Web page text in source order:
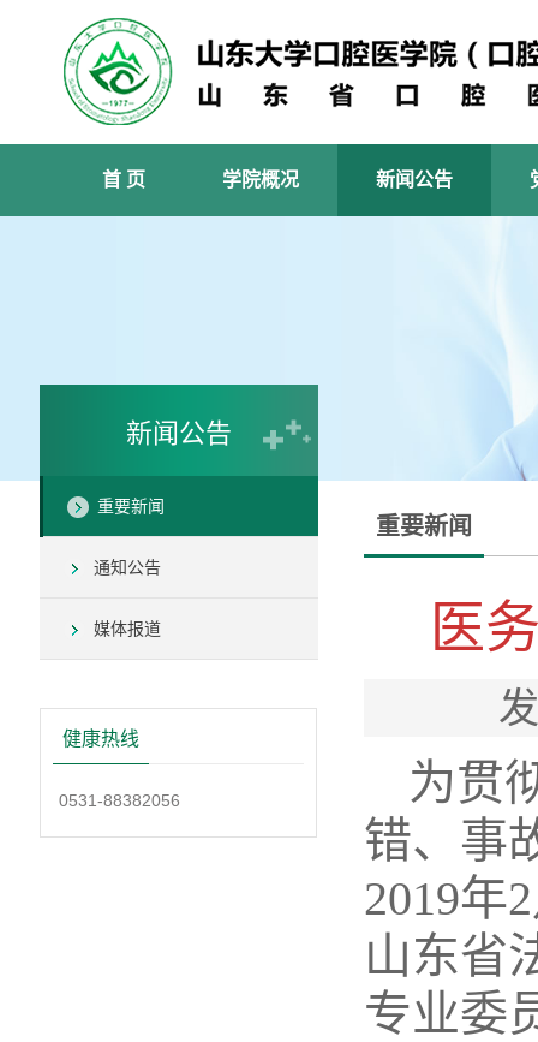
首 页 学院概况 新闻公告
新闻公告
重要新闻
通知公告
媒体报道
健康热线
0531-88382056
重要新闻
医
为贯
错、事
2019年2
山东省
专业委